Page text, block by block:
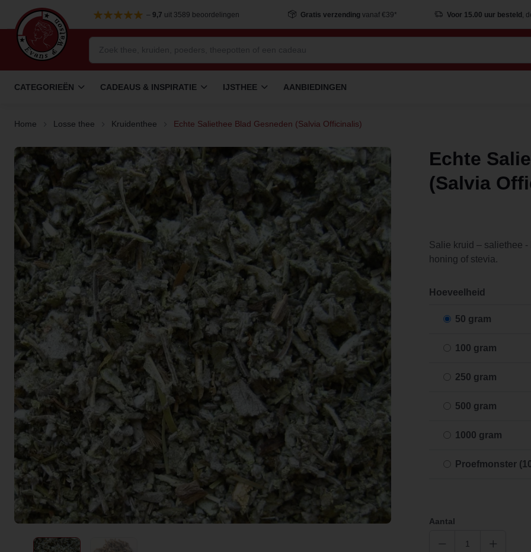
– 9,7 uit 3589 beoordelingen Gratis verzending vanaf €39* Voor 15.00 uur besteld ,
CATEGORIEËN CADEAUS & INSPIRATIE IJSTHEE AANBIEDINGEN
Home Losse thee Kruidenthee Echte Saliethee Blad Gesneden (Salvia Officinalis)
Echte
(Salvia
Salie kruid – saliethee -
honing of stevia.
Hoeveelheid
50 gram
100 gram
250 gram
500 gram
1000 gram
Proefmonster
Aantal